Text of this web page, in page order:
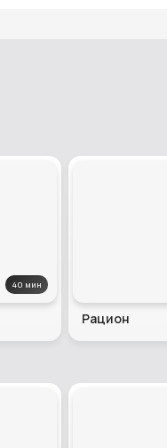
40 мин
Рацион